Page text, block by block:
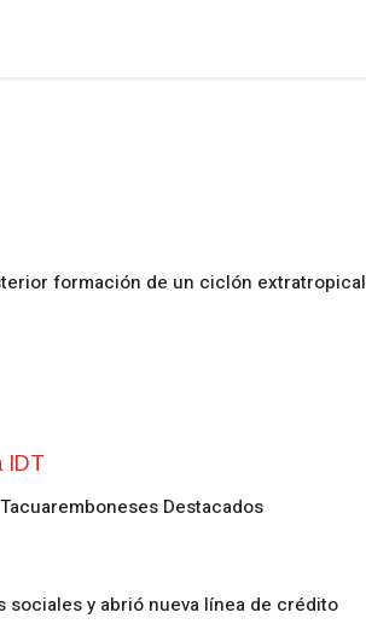
formación de un ciclón extratropical
Destacados
sociales y abrió nueva línea de crédito